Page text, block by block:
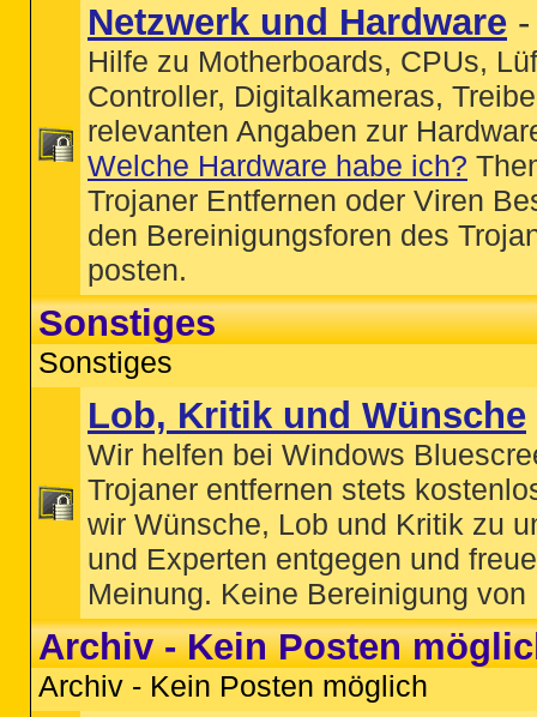
Netzwerk und Hardware
Hilfe zu Motherboards, CPUs,
Controller, Digitalkameras,
relevanten Angaben zur
Welche Hardware habe ich?
Trojaner Entfernen oder Viren
den Bereinigungsforen des
posten.
Sonstiges
Sonstiges
Lob, Kritik und Wünsche
Wir helfen bei Windows
Trojaner entfernen stets
wir Wünsche, Lob und Kritik zu
und Experten entgegen und
Meinung. Keine Bereinigung von
Archiv - Kein Posten
Archiv - Kein Posten möglich